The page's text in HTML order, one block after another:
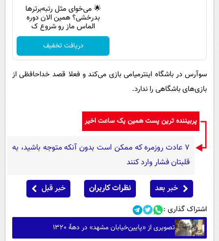
🌟 می‌خوای مثل رتبه‌برترها
بدرخشی؟ همین الان دوره
الماس ماز رو شروع ک
دریافت تخفیف
سوآرس در باشگاه اینترمیامی بازی می‌کند و فعلا قصد خداحافظی از
بازی‌های باشگاهی را ندارد.
پربیننده ترین پست همین یک ساعت اخیر
۷ عادت روزمره که ممکن است بدون آنکه متوجه باشید، به
قلبتان فشار وارد کنند
خبر بعد نظرات کاربران خبر قبل
اشتراک گذاری :
تصویری از «پایین‌خیابان مشهد» در دهۀ 1320